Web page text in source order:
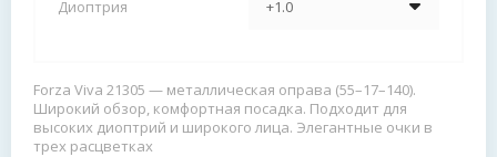
Диоптрия
Forza Viva 21305 — металлическая оправа (55–17–140).
Широкий обзор, комфортная посадка. Подходит для
высоких диоптрий и широкого лица. Элегантные очки в
трех расцветках